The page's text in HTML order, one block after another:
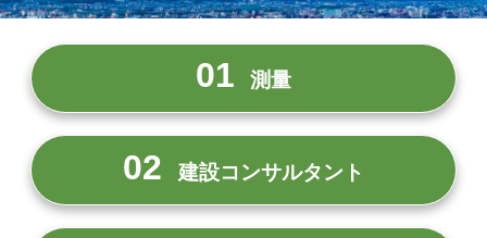
01 測量
02 建設コンサルタント